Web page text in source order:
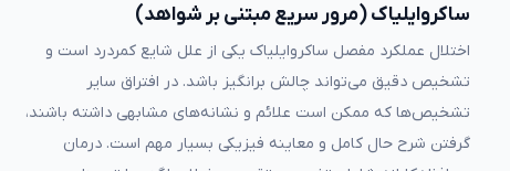
ساکروایلیاک (مرور سریع مبتنی بر شواهد)
اختلال عملکرد مفصل ساکروایلیاک یکی از علل شایع کمردرد است و
تشخیص دقیق می‌تواند چالش برانگیز باشد. در افتراق سایر
تشخیص‌ها که ممکن است علائم و نشانه‌های مشابهی داشته باشند،
گرفتن شرح حال کامل و معاینه فیزیکی بسیار مهم است. درمان